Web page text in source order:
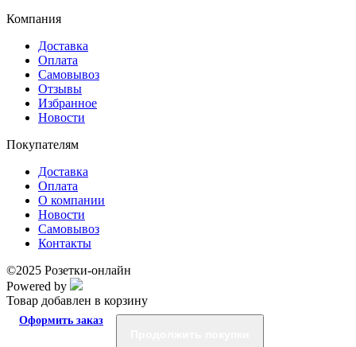
Компания
Доставка
Оплата
Самовывоз
Отзывы
Избранное
Новости
Покупателям
Доставка
Оплата
О компании
Новости
Самовывоз
Контакты
©2025 Розетки-онлайн
Powered by
Товар добавлен в корзину
Оформить заказ